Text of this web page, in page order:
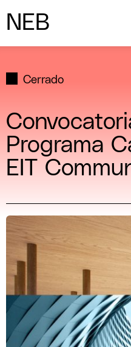
N ew
European
B
Cerrado
Programa
EIT